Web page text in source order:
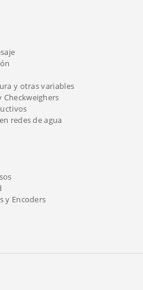
y otras variables
redes de agua
y Encoders